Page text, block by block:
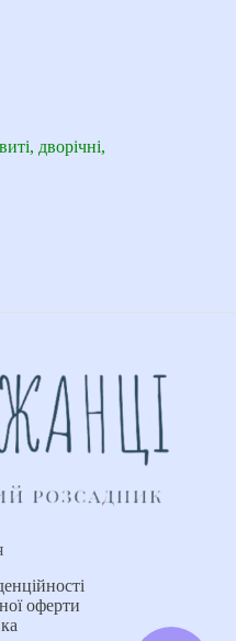
дворічні,
оферти